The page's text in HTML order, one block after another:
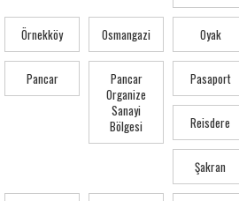
Örnekköy Osmangazi Oyak
Pancar
Pancar
Organize
Sanayi
Bölgesi
Pasaport
Reisdere
Şakran